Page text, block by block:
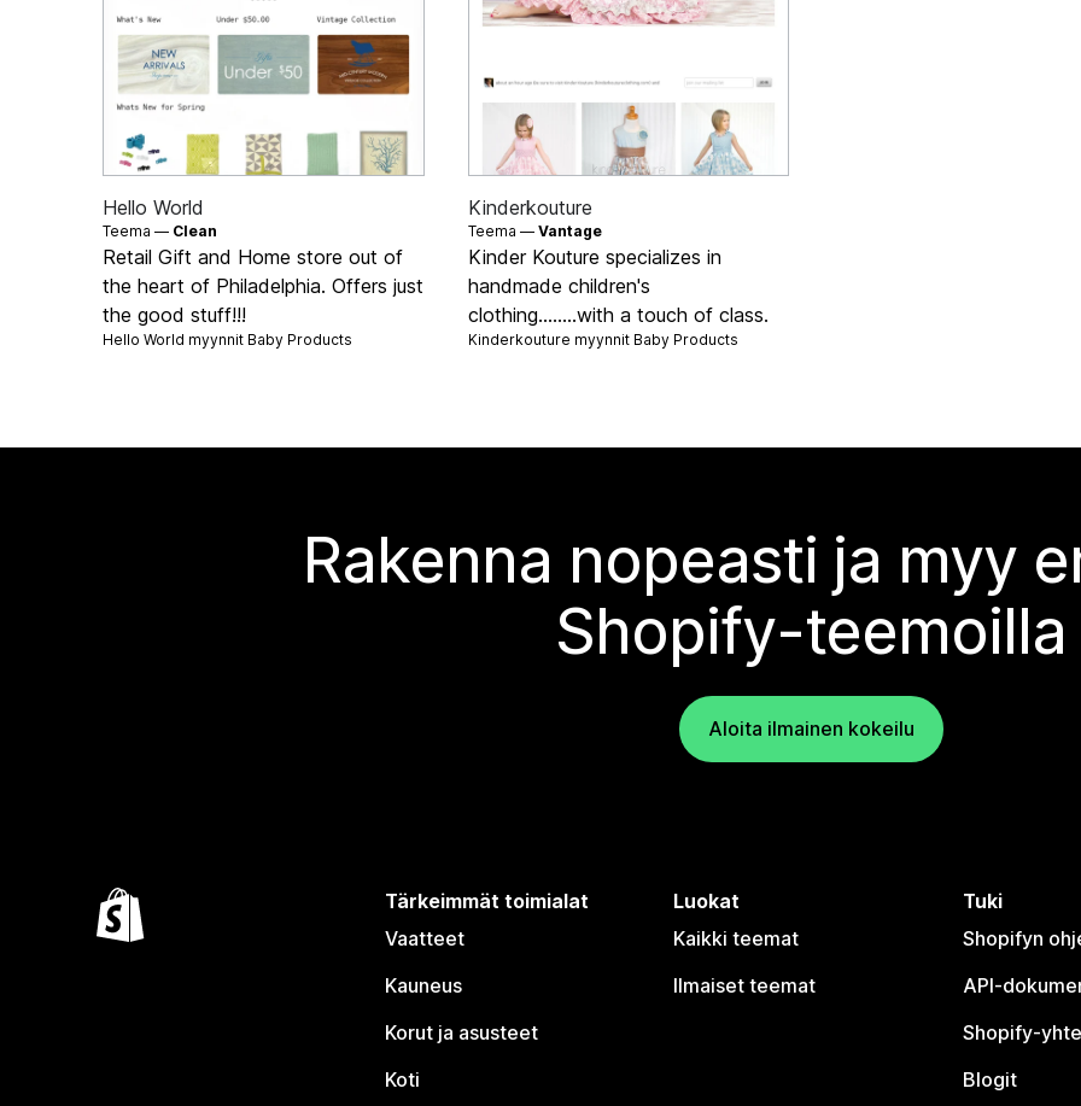
Hello World
Teema — Clean
Retail Gift and Home store out of
the heart of Philadelphia. Offers just
the good stuff!!!
Hello World myynnit Baby Products
Kinderkouture
Teema — Vantage
Kinder Kouture specializes in
handmade children's
clothing........with a touch of class.
Kinderkouture myynnit Baby Products
Rakenna nopeasti ja myy
Shopify-teemoilla
Aloita ilmainen kokeilu
Tärkeimmät toimialat
Vaatteet
Kauneus
Korut ja asusteet
Koti
Luokat
Kaikki teemat
Ilmaiset teemat
Tuki
Shopifyn
API-
Shopify-
Blogit